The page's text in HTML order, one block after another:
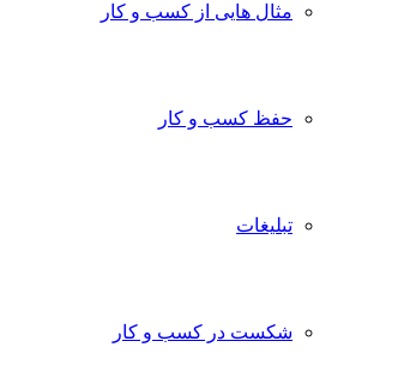
مثال هایی از کسب و کار
حفظ کسب و کار
تبلیغات
شکست در کسب و کار